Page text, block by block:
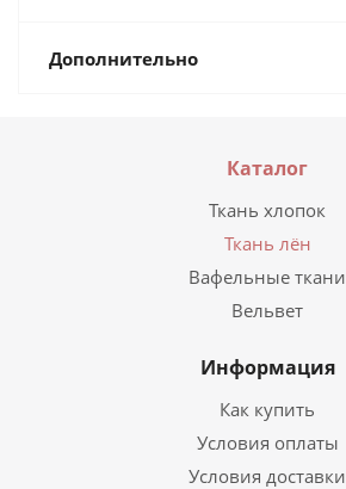
Дополнительно
Каталог
Ткань хлопок
Ткань лён
Вафельные ткани
Вельвет
Информация
Как купить
Условия оплаты
Условия доставки